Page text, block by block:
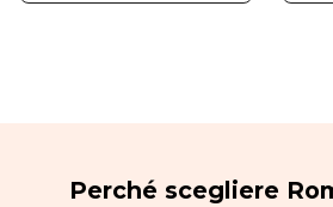
Perché scegliere